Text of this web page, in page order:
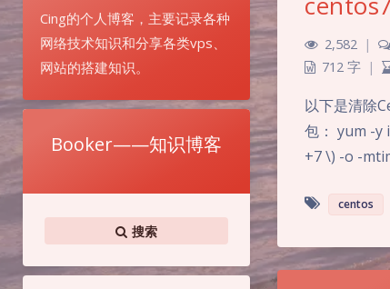
Cing的个人博客，主要记录各种
网络技术知识和分享各类vps、
网站的搭建知识。
Booker——知识博客
搜索
2,582 |
712 字 |
以下是清除
包： yum -y
+7 \) -o -
centos